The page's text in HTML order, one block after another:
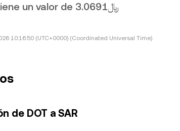
1 DOT actualmente tiene un valor de ﷼3.0691
10:16:50 (UTC+0000) (Coordinated Universal Time)
de DOT a SAR